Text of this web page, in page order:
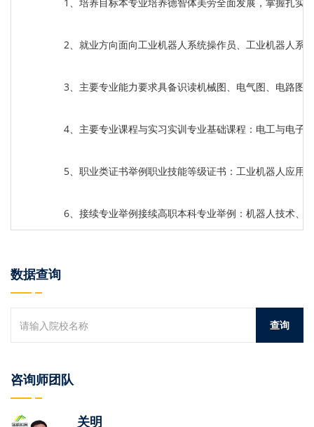
2、就业方向面向工业机器人系统操作员、工业机器人系
3、主要专业能力要求具备识读机械图、电气图、电路图
4、主要专业课程与实习实训专业基础课程：电工与电子
5、职业类证书举例职业技能等级证书：工业机器人应用
6、接续专业举例接续高职本科专业举例：机器人技术、
数据查询
咨询师团队
关明